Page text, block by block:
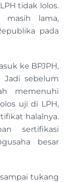
tidak lolos.
masih lama,
pada
ke BPJPH,
Jadi sebelum
memenuhi
uji di LPH,
halalnya.
sertifikasi
besar
tukang